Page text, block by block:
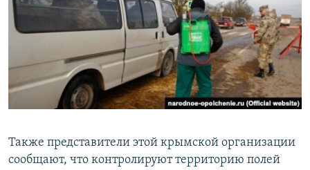
Также представители этой крымской организации
сообщают, что контролируют территорию полей